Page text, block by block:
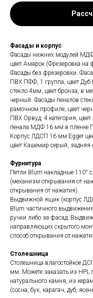
Фасады и корпус
Фасады нижних модулей
цвет Амарок (Фрезеровка на
Фасады без фрезеровки.
ПВХ ПФФ, 1 группа, цвет Дуб
стекло 4мм, цвет бронза, в
черный. Фасады пеналов
рамочном профиле, цвет
ПВХ Орвуд, 4 категория,
пенала МДФ 16 мм в пленке
Корпус ЛДСП 16 мм Egger
цвет Кашемир серый, задняя
Фурнитура
Петли Blum накладные 110°
(механизм открывания от
открывания от нажатия).
Выдвижной ящик (корпус
Blum частичного
ручки либо за фасад.
направляющих скрытого
способ открывания от
Столешница
Столешница влагостойкое
мм. Можете заказать из HPL
натурального камня, из
(сосна, бук, карагач, дуб,